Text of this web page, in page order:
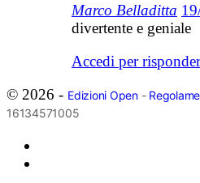
Marco Belladitta
divertente e geniale
Accedi per
© 2026 - Edizioni Open-
16134571005